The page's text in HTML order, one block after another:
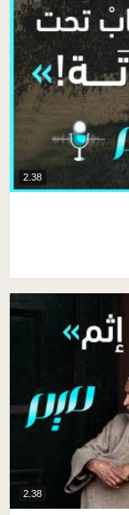
2.38
2.38